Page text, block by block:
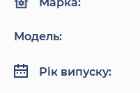
Марка:
Модель:
Рік випуску: